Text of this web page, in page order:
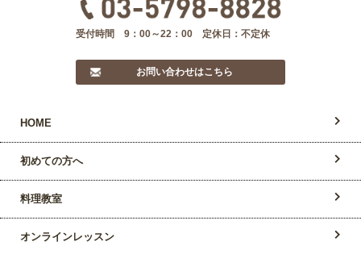
受付時間 9：00～22：00 定休日：不定休
お問い合わせはこちら
HOME
初めての方へ
料理教室
オンラインレッスン